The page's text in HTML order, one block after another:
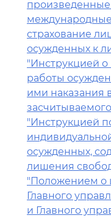
страхование
осужденных к
"Инструкцией
работы
ими наказания
"Инструкцией
осужденных,
лишения
"Положением о
Главного
и Главного